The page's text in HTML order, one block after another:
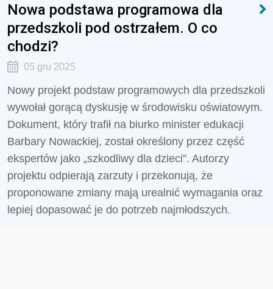
Nowa podstawa programowa dla
przedszkoli pod ostrzałem. O co
chodzi?
05 gru 2025
Nowy projekt podstaw programowych dla przedszkoli
wywołał gorącą dyskusję w środowisku oświatowym.
Dokument, który trafił na biurko minister edukacji
Barbary Nowackiej, został określony przez część
ekspertów jako „szkodliwy dla dzieci”. Autorzy
projektu odpierają zarzuty i przekonują, że
proponowane zmiany mają urealnić wymagania oraz
lepiej dopasować je do potrzeb najmłodszych.